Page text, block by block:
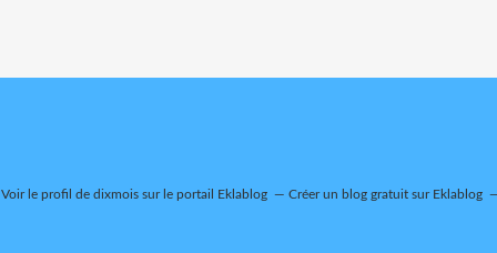
Voir le profil de dixmoissur le portail Eklablog Créer un blog gratuit sur Eklablog